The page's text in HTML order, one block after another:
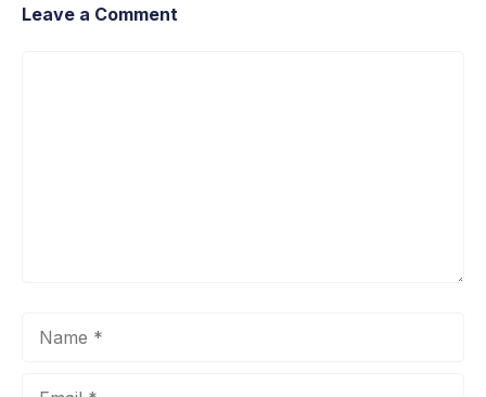
Leave a Comment